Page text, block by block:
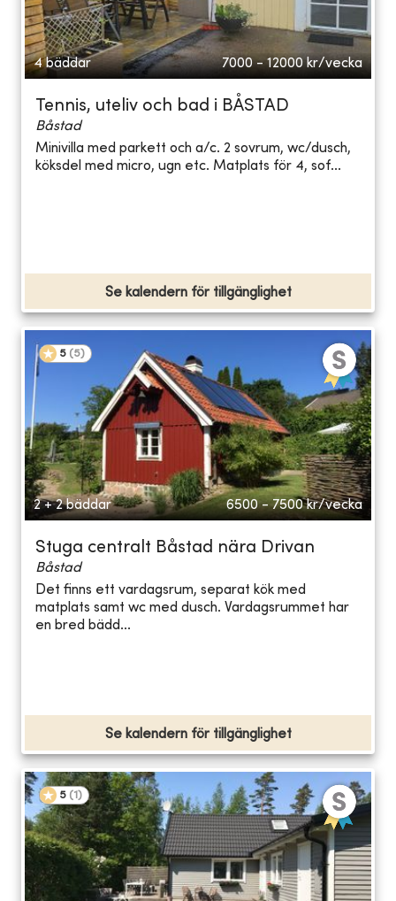
4 bäddar 7000 - 12000 kr/vecka
Tennis, uteliv och bad i BÅSTAD
Båstad
Minivilla med parkett och a/c. 2 sovrum, wc/dusch,
köksdel med micro, ugn etc. Matplats för 4, sof...
Se kalendern för tillgänglighet
5 (5)
2 + 2 bäddar 6500 - 7500 kr/vecka
Stuga centralt Båstad nära Drivan
Båstad
Det finns ett vardagsrum, separat kök med
matplats samt wc med dusch. Vardagsrummet har
en bred bädd...
Se kalendern för tillgänglighet
5 (1 )